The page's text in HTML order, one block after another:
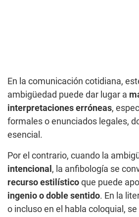
En la comunicación cotidiana,
ambigüedad puede dar lugar a
interpretaciones erróneas,
formales o enunciados legales,
esencial.
Por el contrario, cuando la
intencional , la anfibología se
recurso estilístico que puede
ingenio o doble sentido. En la
o incluso en el habla coloquial,